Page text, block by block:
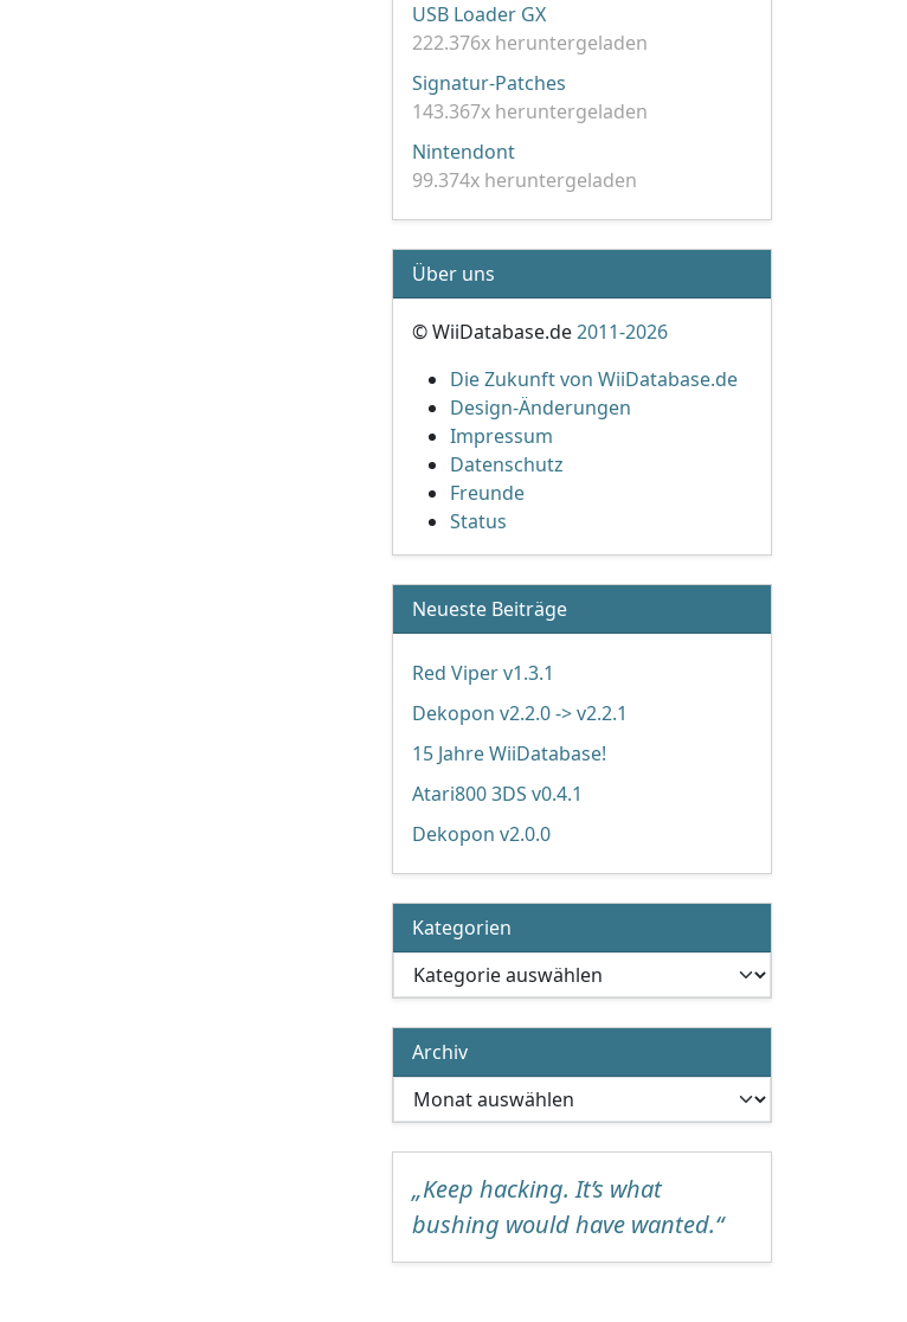
USB Loader GX
222.376x heruntergeladen
Signatur-Patches
143.367x heruntergeladen
Nintendont
99.374x heruntergeladen
Über uns
© WiiDatabase.de2011-2026
Die Zukunft von WiiDatabase.de
Design-Änderungen
Impressum
Datenschutz
Freunde
Status
Neueste Beiträge
Red Viper v1.3.1
Dekopon v2.2.0 -> v2.2.1
15 Jahre WiiDatabase!
Atari800 3DS v0.4.1
Dekopon v2.0.0
Kategorien
Kategorien
Archiv
Archiv
„Keep hacking. It’s what
bushing would have wanted.“